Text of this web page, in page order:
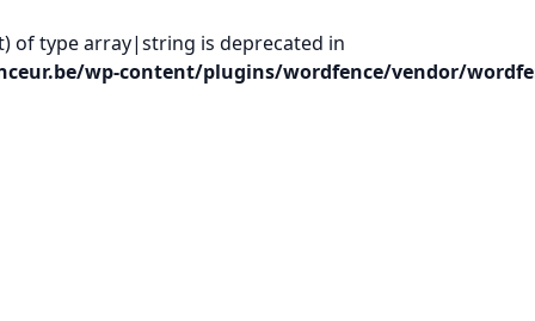
of type array|string is deprecated in
wp-content/plugins/wordfence/vendor/